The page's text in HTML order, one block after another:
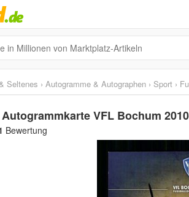
Seltenes › Autogramme & Autographen › Sport ›
VFL Bochum
Bewertung